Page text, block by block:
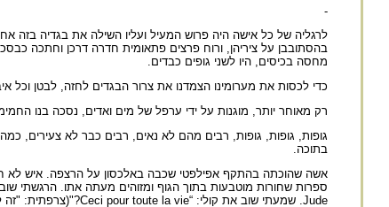
-
לרגליה של כל אישה היה פרוש המעיל ועליו השילה את בגדיה בזה
בהסתובבן על ציריהן, ורוח פרצים פתאומית חדרה דרכן וחתכה
מחסה בכיסים, היו לשני גופים כבדים.
כדי לכסות את מערומינו הצמדנו את צרור הבגדים לחזה, לבטן וכל
רק מאוחר יותר, מוגנות על ידי ערפל של מים ואדים, נסכה בנו
גופות, גופות, גופות, רבים מהם לא נאים, רבים כבר לא צעירים,
בתוכה.
אשה שהוכתה בהתקף אפילפטי שכבה באלכסון על הרצפה. איש לא חש